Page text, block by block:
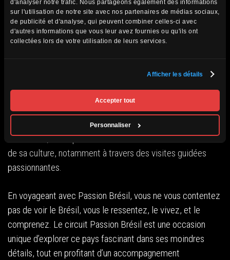
d'analyser notre trafic. Nous partageons également des informations
sur l'utilisation de notre site avec nos partenaires de médias sociaux,
de publicité et d'analyse, qui peuvent combiner celles-ci avec
d'autres informations que vous leur avez fournies ou qu'ils ont
collectées lors de votre utilisation de leurs services.
Afficher les détails
Accepter tout
Personnaliser
pas lecircuit Passion Brésilproposé par Passion
Monde. Ce circuit vous invite à vivre l’intensité et la
diversité du Brésil, en visitant des lieux emblématiques
Au programme : une immersion totale dans les paysages
sublimes du pays, la rencontre avec ses habitants
chaleureux, ainsi que la découverte de sa riche histoire et
de sa culture, notamment à travers des visites guidées
passionnantes.
En voyageant avec Passion Brésil, vous ne vous contentez
pas de voir le Brésil, vous le ressentez, le vivez, et le
comprenez. Le circuit Passion Brésil est une occasion
unique d’explorer ce pays fascinant dans ses moindres
détails, tout en profitant d’un accompagnement